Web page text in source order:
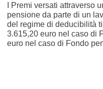
I Premi versati attraverso
pensione da parte di un
del regime di deducibilità
3.615,20 euro nel caso di
euro nel caso di Fondo